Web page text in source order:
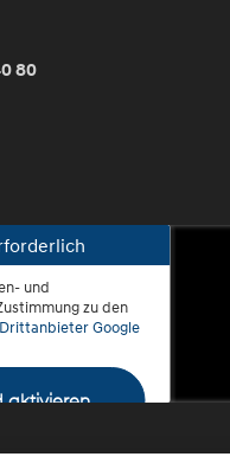
80
und
zu den
Google
aktivieren